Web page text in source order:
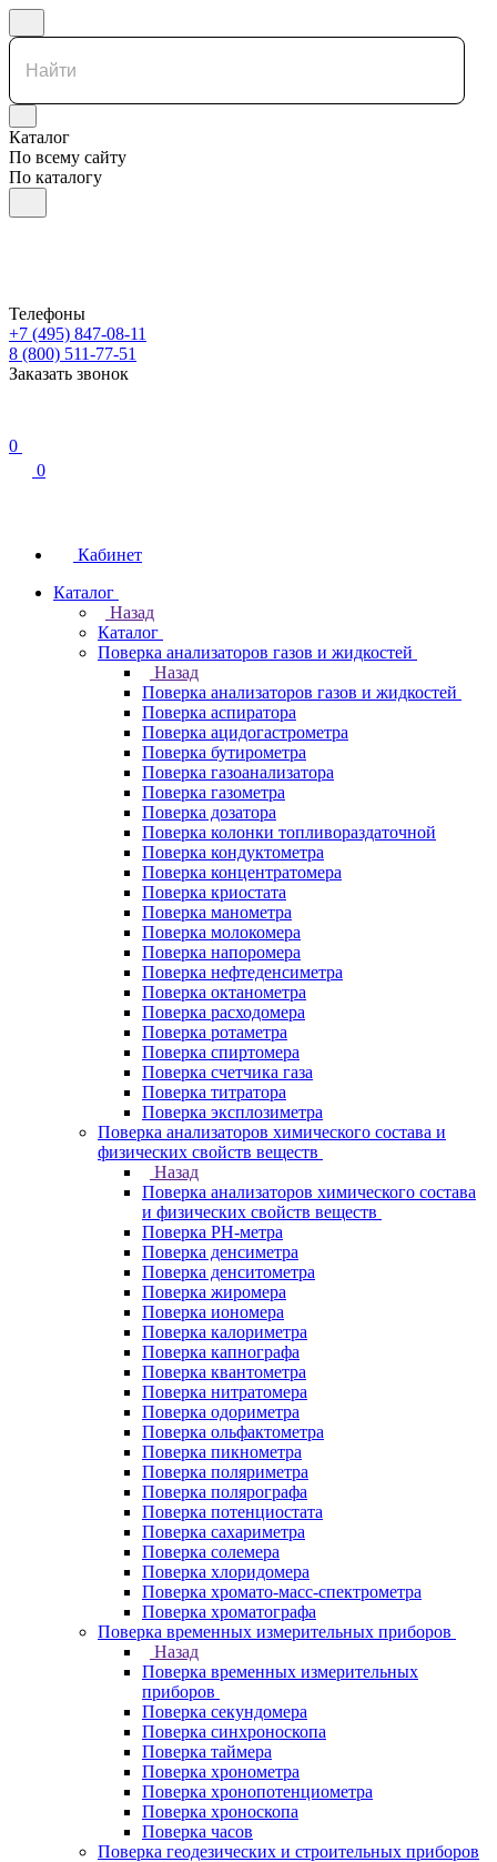
Каталог
По всему сайту
По каталогу
Телефоны
+7 (495) 847-08-11
8 (800) 511-77-51
Заказать звонок
0
0
Кабинет
Каталог
Назад
Каталог
Поверка анализаторов газов и жидкостей
Назад
Поверка анализаторов газов и жидкостей
Поверка аспиратора
Поверка ацидогастрометра
Поверка бутирометра
Поверка газоанализатора
Поверка газометра
Поверка дозатора
Поверка колонки топливораздаточной
Поверка кондуктометра
Поверка концентратомера
Поверка криостата
Поверка манометра
Поверка молокомера
Поверка напоромера
Поверка нефтеденсиметра
Поверка октанометра
Поверка расходомера
Поверка ротаметра
Поверка спиртомера
Поверка счетчика газа
Поверка титратора
Поверка эксплозиметра
Поверка анализаторов химического состава и
физических свойств веществ
Назад
Поверка анализаторов химического состава
и физических свойств веществ
Поверка PH-метра
Поверка денсиметра
Поверка денситометра
Поверка жиромера
Поверка иономера
Поверка калориметра
Поверка капнографа
Поверка квантометра
Поверка нитратомера
Поверка одориметра
Поверка ольфактометра
Поверка пикнометра
Поверка поляриметра
Поверка полярографа
Поверка потенциостата
Поверка сахариметра
Поверка солемера
Поверка хлоридомера
Поверка хромато-масс-спектрометра
Поверка хроматографа
Поверка временных измерительных приборов
Назад
Поверка временных измерительных
приборов
Поверка секундомера
Поверка синхроноскопа
Поверка таймера
Поверка хронометра
Поверка хронопотенциометра
Поверка хроноскопа
Поверка часов
Поверка геодезических и строительных приборов